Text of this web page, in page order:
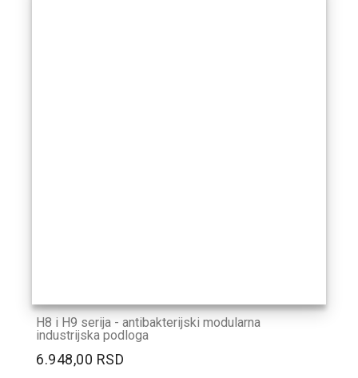
H8 i H9 serija - antibakterijski modularna
industrijska podloga
6.948,00 RSD